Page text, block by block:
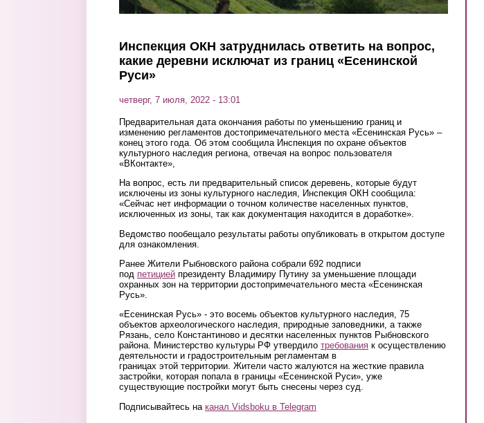
Инспекция ОКН затруднилась ответить на вопрос,
какие деревни исключат из границ «Есенинской
Руси»
четверг, 7 июля, 2022 - 13:01
Предварительная дата окончания работы по уменьшению границ и
изменению регламентов достопримечательного места «Есенинская Русь» –
конец этого года. Об этом сообщила Инспекция по охране объектов
культурного наследия региона, отвечая на вопрос пользователя
«ВКонтакте»,
На вопрос, есть ли предварительный список деревень, которые будут
исключены из зоны культурного наследия, Инспекция ОКН сообщила:
«Сейчас нет информации о точном количестве населенных пунктов,
исключенных из зоны, так как документация находится в доработке».
Ведомство пообещало результаты работы опубликовать в открытом доступе
для ознакомления.
Ранее Жители Рыбновского района собрали 692 подписи
под петицией президенту Владимиру Путину за уменьшение площади
охранных зон на территории достопримечательного места «Есенинская
Русь».
«Есенинская Русь» - это восемь объектов культурного наследия, 75
объектов археологического наследия, природные заповедники, а также
Рязань, село Константиново и десятки населенных пунктов Рыбновского
района. Министерство культуры РФ утвердило требования к осуществлению
деятельности и градостроительным регламентам в
границах этой территории. Жители часто жалуются на жесткие правила
застройки, которая попала в границы «Есенинской Руси», уже
существующие постройки могут быть снесены через суд.
Подписывайтесь на канал Vidsboku в Telegram